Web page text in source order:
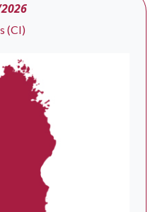
(CI)